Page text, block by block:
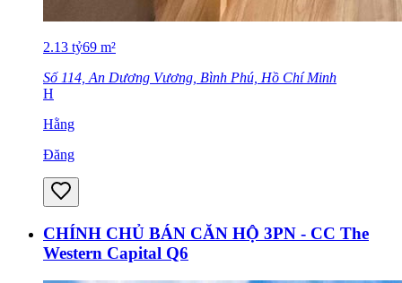
2.13 tỷ69 m²
Số 114, An Dương Vương, Bình Phú, Hồ Chí Minh
H
Hằng
Đăng
CHÍNH CHỦ BÁN CĂN HỘ 3PN - CC The
Western Capital Q6